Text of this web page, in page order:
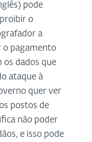
pode
o
a
o pagamento
os dados que
ataque à
quer ver
postos de
não poder
e isso pode